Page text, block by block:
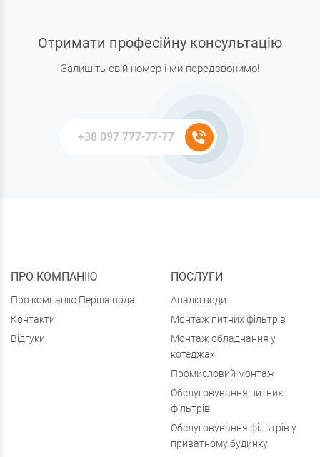
Отримати професійну консультацію
Залишіть свій номер і ми передзвонимо!
ПРО КОМПАНІЮ
Про компанію Перша вода
Контакти
Відгуки
ПОСЛУГИ
Аналіз води
Монтаж питних фільтрів
Монтаж обладнання у
котеджах
Промисловий монтаж
Обслуговування питних
фільтрів
Обслуговування фільтрів у
приватному будинку